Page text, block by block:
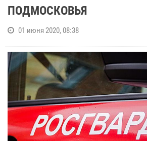
ПОДМОСКОВЬЯ
01 июня 2020, 08:38